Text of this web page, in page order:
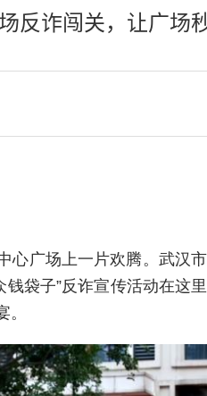
反诈闯关，让广场
心广场上一片欢腾。武汉
袋子”反诈宣传活动在